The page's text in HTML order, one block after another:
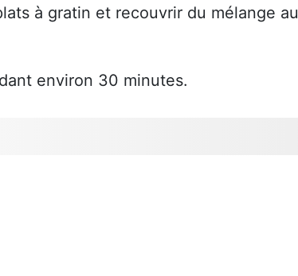
à gratin et recouvrir du mélange au
environ 30 minutes.